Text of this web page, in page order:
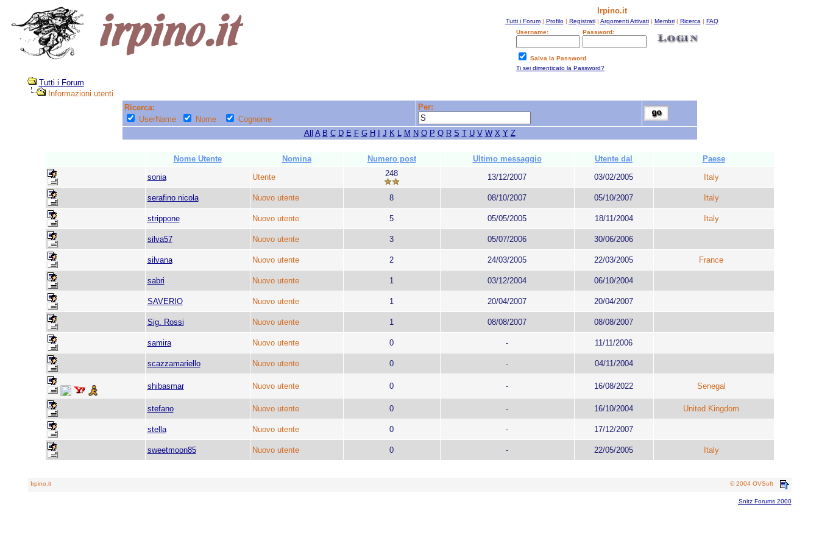
Irpino.it
Tutti i Forum| Profilo| Registrati| Argomenti Attivati| Membri| Ricerca | FAQ
Username:
Password:
Salva la Password
Ti sei dimenticato la Password?
Tutti i Forum
Informazioni utenti
Ricerca:
UserName
Nome Cognome
Per:
All A B C D E F G H J K L M N O P Q R S T U V W X Y Z
Nome Utente Nomina Numero post Ultimo messaggio Utente dal
Paese
sonia
Utente 248 13/12/2007 03/02/2005 Italy
serafino nicola Nuovo utente 8 08/10/2007 05/10/2007 Italy
strippone Nuovo utente 5 05/05/2005 18/11/2004 Italy
silva57 Nuovo utente 3 05/07/2006 30/06/2006
silvana Nuovo utente 2 24/03/2005 22/03/2005 France
sabri Nuovo utente 1 03/12/2004 06/10/2004
SAVERIO Nuovo utente 1 20/04/2007 20/04/2007
Sig. Rossi Nuovo utente 1 08/08/2007 08/08/2007
samira Nuovo utente 0 - 11/11/2006
scazzamariello Nuovo utente 0 - 04/11/2004
shibasmar Nuovo utente 0 - 16/08/2022 Senegal
stefano Nuovo utente 0 - 16/10/2004 United Kingdom
stella Nuovo utente 0 - 17/12/2007
sweetmoon85 Nuovo utente 0 - 22/05/2005 Italy
Irpino.it © 2004 OVSoft
Snitz Forums 2000